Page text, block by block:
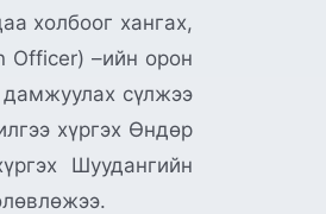
холбоог хангах,
Officer) –ийн орон
сүлжээ
хүргэх Өндөр
Шуудангийн